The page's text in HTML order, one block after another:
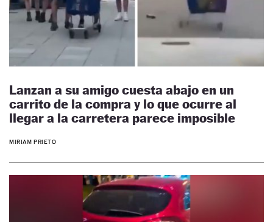
Lanzan a su amigo cuesta abajo en un
carrito de la compra y lo que ocurre al
llegar a la carretera parece imposible
MIRIAM PRIETO